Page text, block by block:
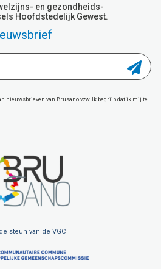
en gezondheids-
Hoofdstedelijk Gewest.
nieuwsbrieven van Brusano vzw. Ik begrijp dat ik mij te
steun van de VGC